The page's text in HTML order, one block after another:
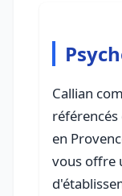
Callian
en
vous offre